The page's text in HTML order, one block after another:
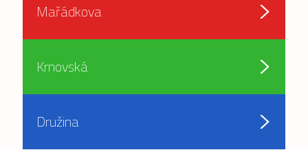
Mařádkova
Krnovská
Družina